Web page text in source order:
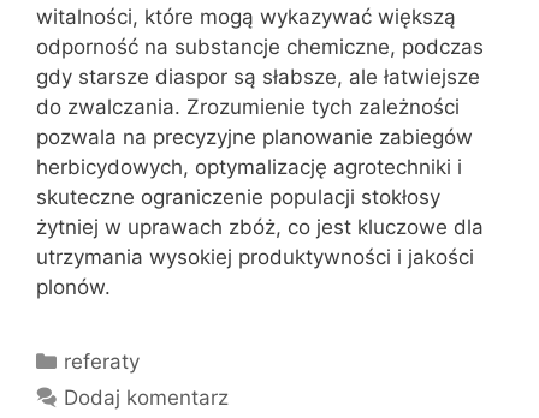
witalności, które mogą wykazywać większą
odporność na substancje chemiczne, podczas
gdy starsze diaspor są słabsze, ale łatwiejsze
do zwalczania. Zrozumienie tych zależności
pozwala na precyzyjne planowanie zabiegów
herbicydowych, optymalizację agrotechniki i
skuteczne ograniczenie populacji stokłosy
żytniej w uprawach zbóż, co jest kluczowe dla
utrzymania wysokiej produktywności i jakości
plonów.
Kategorie
referaty
Dodaj komentarz